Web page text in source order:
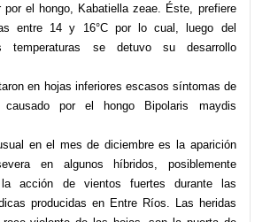
por el hongo, Kabatiella zeae. Éste, prefiere
entre 14 y 16°C por lo cual, luego del
temperaturas se detuvo su desarrollo
en hojas inferiores escasos síntomas de
por el hongo Bipolaris maydis
en el mes de diciembre es la aparición
en algunos híbridos, posiblemente
la acción de vientos fuertes durante las
producidas en Entre Ríos. Las heridas